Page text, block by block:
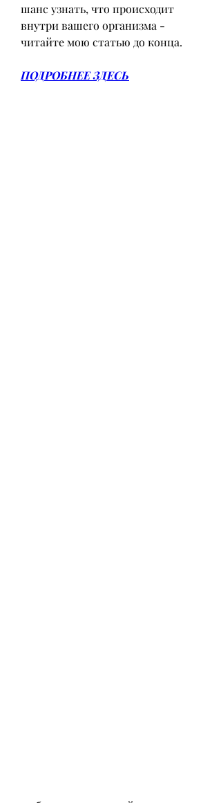
шанс узнать, что происходит
внутри вашего организма -
читайте мою статью до конца.
ПОДРОБНЕЕ ЗДЕСЬ